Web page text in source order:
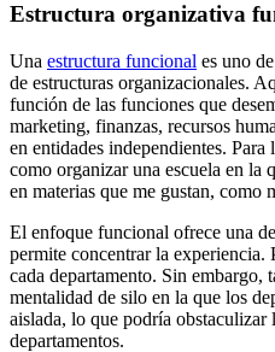
Estructura organizativa
Una estructura funcional es uno
de estructuras organizacionales.
función de las funciones que
marketing, finanzas, recursos
en entidades independientes.
como organizar una escuela en la
en materias que me gustan, como
El enfoque funcional ofrece una
permite concentrar la
cada departamento. Sin embargo,
mentalidad de silo en la que los
aislada, lo que podría obstaculizar
departamentos.